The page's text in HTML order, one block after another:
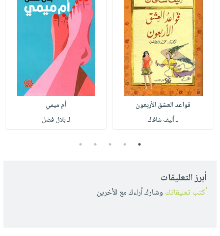
قواعد العشق الأربعون
لـ أليف شافاك
أم ميمي
لـ بلال فضل
1
2
3
4
5
أبرز التعليقات
أكتب تعليقاتك وشارك أراءك مع الأخرين